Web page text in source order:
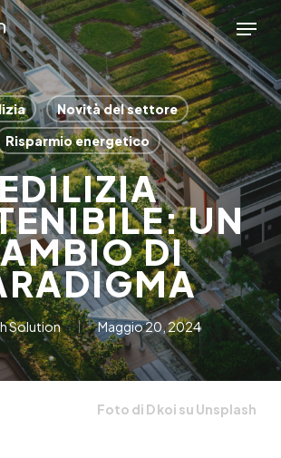
Menu
Novità del settore
Risparmio energetico
UN
DI
Solution Maggio 20, 2024
Foto di D koi su Unsplash